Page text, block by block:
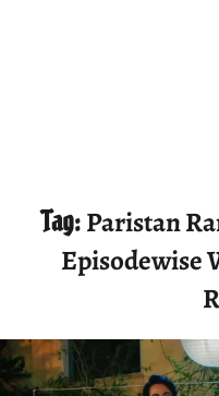
Tag:Paristan
Episodewise